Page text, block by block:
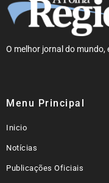
O melhor jornal do mundo,
Menu Principal
Inicio
Notícias
Publicações Oficiais